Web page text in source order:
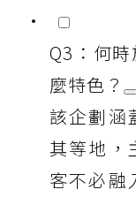
Q3：何
麼特色？
該企劃涵
其等地，
客不必融